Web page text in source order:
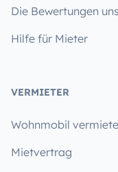
Die Bewertungen
Hilfe für Mieter
VERMIETER
Wohnmobil
Mietvertrag